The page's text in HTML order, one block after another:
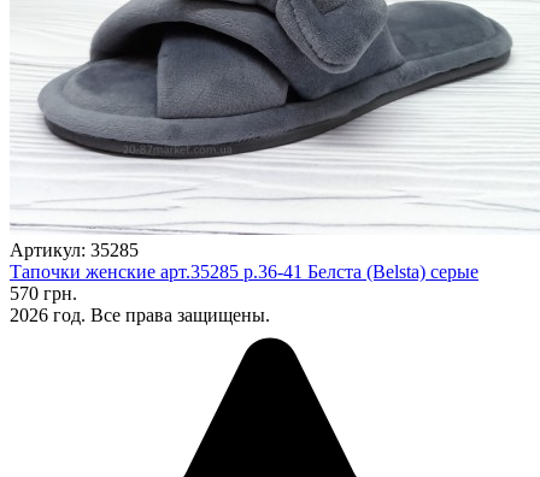
Артикул: 35285
Тапочки женские арт.35285 р.36-41 Белста (Belsta) серые
570 грн.
2026 год. Все права защищены.